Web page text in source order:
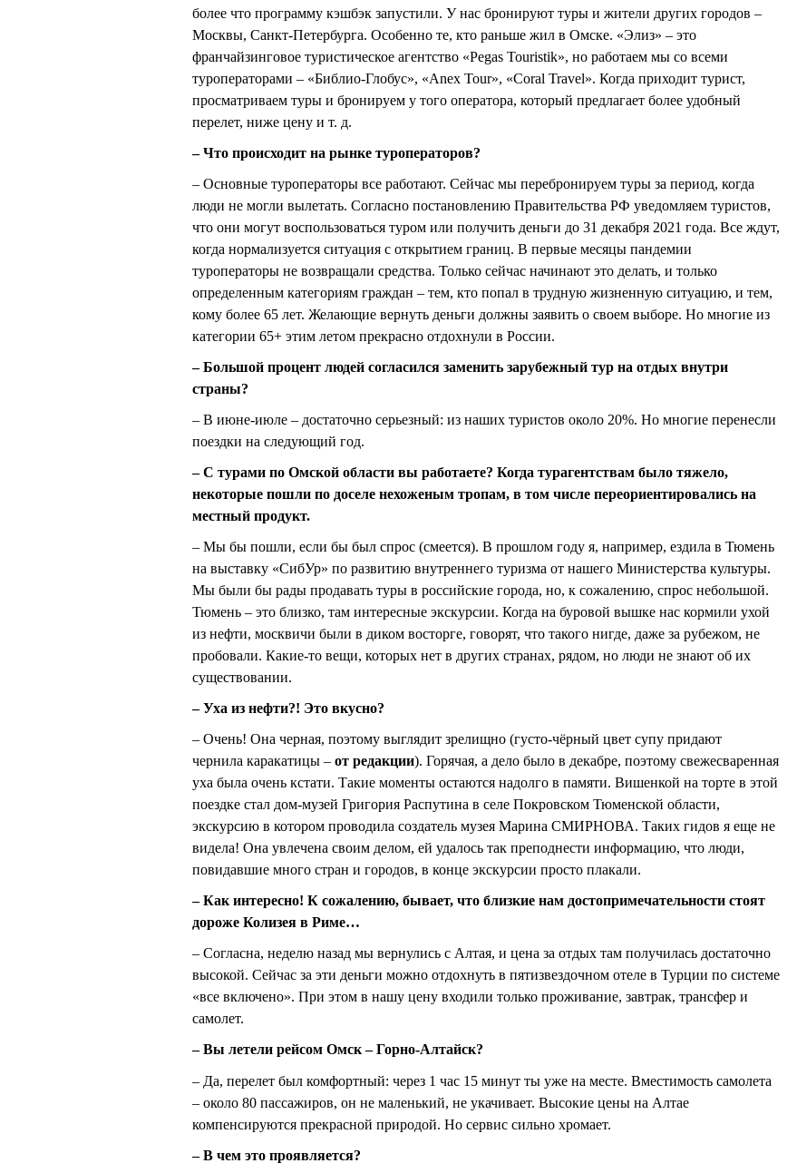
более что программу кэшбэк запустили. У нас бронируют туры и жители других городов –
Москвы, Санкт-Петербурга. Особенно те, кто раньше жил в Омске. «Элиз» – это
франчайзинговое туристическое агентство «Pegas Touristik», но работаем мы со всеми
туроператорами – «Библио-Глобус», «Anex Tour», «Coral Travel». Когда приходит турист,
просматриваем туры и бронируем у того оператора, который предлагает более удобный
перелет, ниже цену и т. д.
– Что происходит на рынке туроператоров?
– Основные туроператоры все работают. Сейчас мы перебронируем туры за период, когда
люди не могли вылетать. Согласно постановлению Правительства РФ уведомляем туристов,
что они могут воспользоваться туром или получить деньги до 31 декабря 2021 года. Все ждут,
когда нормализуется ситуация с открытием границ. В первые месяцы пандемии
туроператоры не возвращали средства. Только сейчас начинают это делать, и только
определенным категориям граждан – тем, кто попал в трудную жизненную ситуацию, и тем,
кому более 65 лет. Желающие вернуть деньги должны заявить о своем выборе. Но многие из
категории 65+ этим летом прекрасно отдохнули в России.
– Большой процент людей согласился заменить зарубежный тур на отдых внутри
страны?
– В июне-июле – достаточно серьезный: из наших туристов около 20%. Но многие перенесли
поездки на следующий год.
– С турами по Омской области вы работаете? Когда турагентствам было тяжело,
некоторые пошли по доселе нехоженым тропам, в том числе переориентировались на
местный продукт.
– Мы бы пошли, если бы был спрос (смеется). В прошлом году я, например, ездила в Тюмень
на выставку «СибУр» по развитию внутреннего туризма от нашего Министерства культуры.
Мы были бы рады продавать туры в российские города, но, к сожалению, спрос небольшой.
Тюмень – это близко, там интересные экскурсии. Когда на буровой вышке нас кормили ухой
из нефти, москвичи были в диком восторге, говорят, что такого нигде, даже за рубежом, не
пробовали. Какие-то вещи, которых нет в других странах, рядом, но люди не знают об их
существовании.
– Уха из нефти?! Это вкусно?
– Очень! Она черная, поэтому выглядит зрелищно (густо-чёрный цвет супу придают
чернила каракатицы – от редакции). Горячая, а дело было в декабре, поэтому свежесваренная
уха была очень кстати. Такие моменты остаются надолго в памяти. Вишенкой на торте в этой
поездке стал дом-музей Григория Распутина в селе Покровском Тюменской области,
экскурсию в котором проводила создатель музея Марина СМИРНОВА. Таких гидов я еще не
видела! Она увлечена своим делом, ей удалось так преподнести информацию, что люди,
повидавшие много стран и городов, в конце экскурсии просто плакали.
– Как интересно! К сожалению, бывает, что близкие нам достопримечательности стоят
дороже Колизея в Риме…
– Согласна, неделю назад мы вернулись с Алтая, и цена за отдых там получилась достаточно
высокой. Сейчас за эти деньги можно отдохнуть в пятизвездочном отеле в Турции по системе
«все включено». При этом в нашу цену входили только проживание, завтрак, трансфер и
самолет.
– Вы летели рейсом Омск – Горно-Алтайск?
– Да, перелет был комфортный: через 1 час 15 минут ты уже на месте. Вместимость самолета
– около 80 пассажиров, он не маленький, не укачивает. Высокие цены на Алтае
компенсируются прекрасной природой. Но сервис сильно хромает.
– В чем это проявляется?